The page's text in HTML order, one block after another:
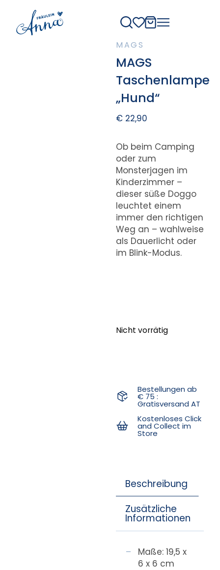
MAGS
MAGS
Taschenlampe
„Hund“
€22,90
Ob beim Camping
oder zum
Monsterjagen im
Kinderzimmer –
dieser süße Doggo
leuchtet einem
immer den richtigen
Weg an – wahlweise
als Dauerlicht oder
im Blink-Modus.
Nicht vorrätig
Bestellungen ab
€ 75 :
Gratisversand AT
Kostenloses Click
and Collect im
Store
Beschreibung
Zusätzliche
Informationen
Maße: 19,5 x
6 x 6 cm